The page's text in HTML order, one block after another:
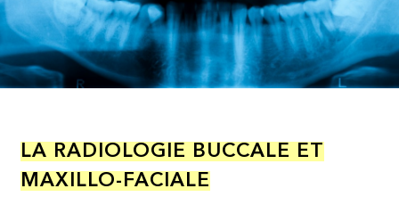
LA RADIOLOGIE BUCCALE ET
MAXILLO-FACIALE